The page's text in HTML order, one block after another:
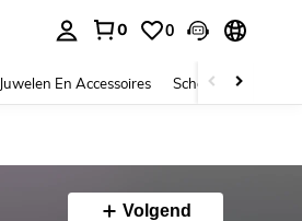
0 0
Juwelen En Accessoires Schoonheid &
Volgend